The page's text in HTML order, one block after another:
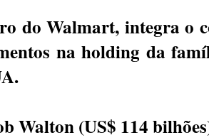
do Walmart, integra o
na holding da
Walton (US$ 114